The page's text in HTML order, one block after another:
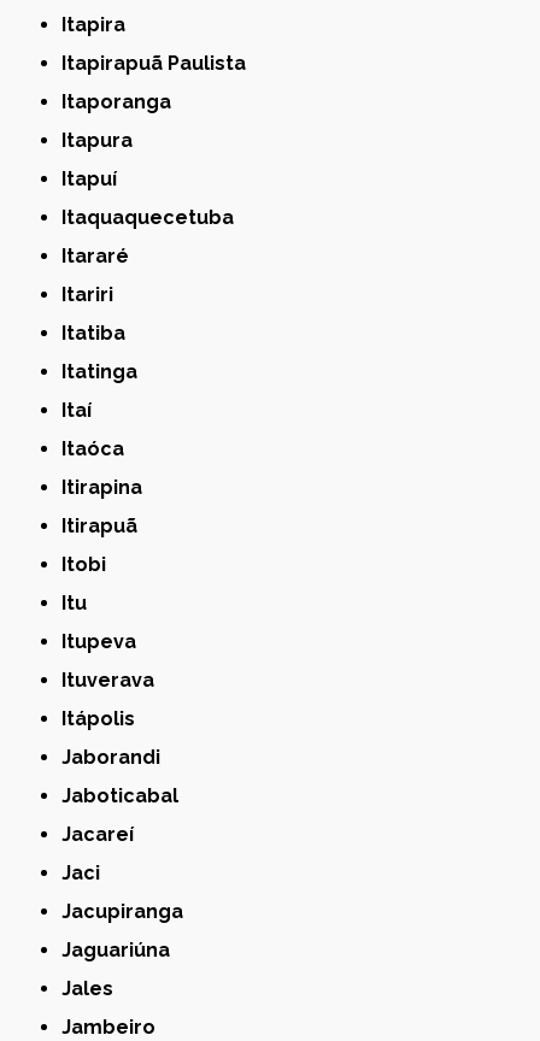
Itapira
Itapirapuã Paulista
Itaporanga
Itapura
Itapuí
Itaquaquecetuba
Itararé
Itariri
Itatiba
Itatinga
Itaí
Itaóca
Itirapina
Itirapuã
Itobi
Itu
Itupeva
Ituverava
Itápolis
Jaborandi
Jaboticabal
Jacareí
Jaci
Jacupiranga
Jaguariúna
Jales
Jambeiro